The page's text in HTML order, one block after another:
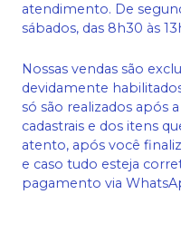
atendimento. De
sábados, das 8h30 às
Nossas vendas são
devidamente
só são realizados após
cadastrais e dos itens
atento, após você
e caso tudo esteja
pagamento via